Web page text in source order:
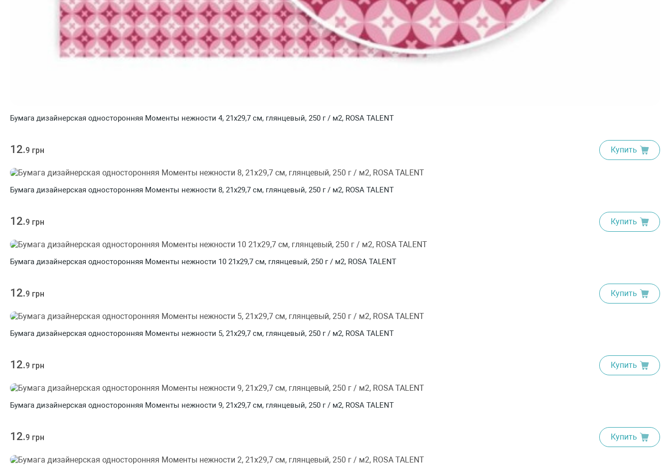
Бумага дизайнерская односторонняя Моменты нежности 4, 21х29,7 см, глянцевый, 250 г / м2, ROSA TALENT
12.9 грн Купить
Бумага дизайнерская односторонняя Моменты нежности 8, 21х29,7 см, глянцевый, 250 г / м2, ROSA TALENT
12.9 грн Купить
Бумага дизайнерская односторонняя Моменты нежности 10 21х29,7 см, глянцевый, 250 г / м2, ROSA TALENT
12.9 грн Купить
Бумага дизайнерская односторонняя Моменты нежности 5, 21х29,7 см, глянцевый, 250 г / м2, ROSA TALENT
12.9 грн Купить
Бумага дизайнерская односторонняя Моменты нежности 9, 21х29,7 см, глянцевый, 250 г / м2, ROSA TALENT
12.9 грн Купить